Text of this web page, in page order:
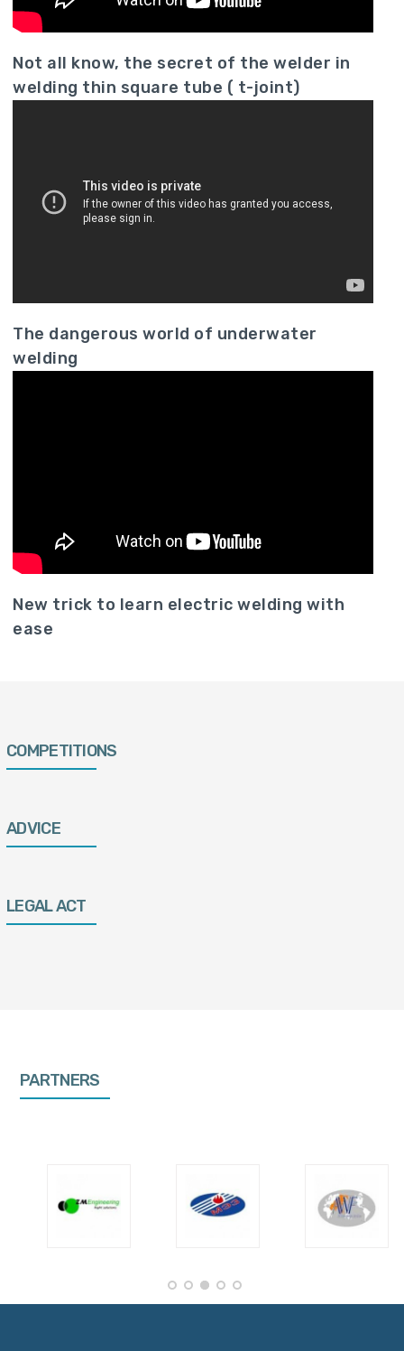
Not all know, the secret of the welder in
welding thin square tube ( t-joint)
The dangerous world of underwater
welding
New trick to learn electric welding with
ease
COMPETITIONS
ADVICE
LEGAL ACT
PARTNERS